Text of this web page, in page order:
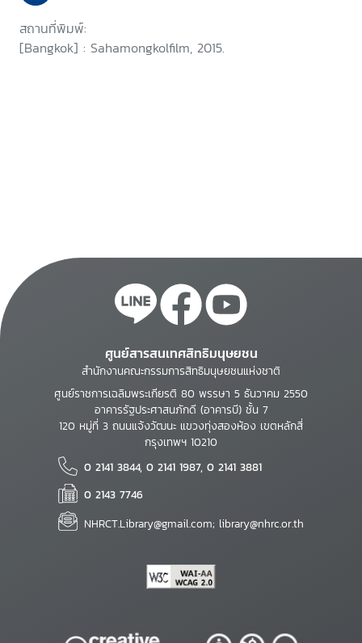
สถานที่พิมพ์:
[Bangkok] : Sahamongkolfilm, 2015.
ศูนย์สารสนเทศสิทธิมนุษยชน
สำนักงานคณะกรรมการสิทธิมนุษยชนแห่งชาติ
ศูนย์ราชการเฉลิมพระเกียรติ 80 พรรษา 5 ธันวาคม 2550
อาคารรัฐประศาสนภักดี (อาคารบี) ชั้น 7
120 หมู่ที่ 3 ถนนแจ้งวัฒนะ แขวงทุ่งสองห้อง เขตหลักสี่
กรุงเทพฯ 10210
0 2141 3844, 0 2141 1987, 0 2141 3881
0 2143 7746
NHRCT.Library@gmail.com; library@nhrc.or.th